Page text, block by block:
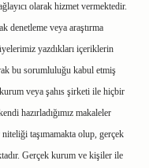
olarak hizmet vermektedir.
denetleme veya araştırma
yazdıkları içeriklerin
bu sorumluluğu kabul etmiş
veya şahıs şirketi ile hiçbir
hazırladığımız makaleler
taşımamakta olup, gerçek
Gerçek kurum ve kişiler ile